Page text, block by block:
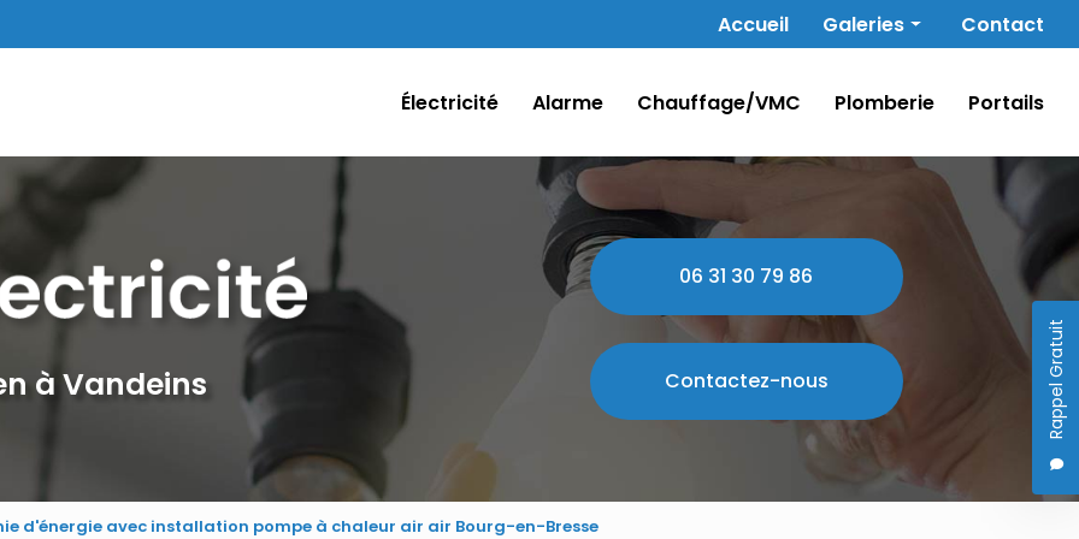
Navigation secondaire
Accueil Galeries
Alarme
Chauffage/VMC
Portails
Contact
Rappel Gratuit
Électricité
Alarme Chauffage/VMC Plomberie Portails
à Vandeins
06 31 30 79 86
Contactez-nous
d'énergie avec installation pompe à chaleur air air Bourg-en-Bresse